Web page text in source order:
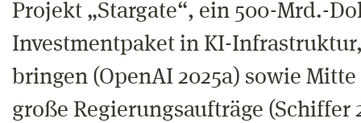
Projekt „Stargate“, ein 500-Mrd.-
Investmentpaket in KI-
bringen (OpenAI 2025a) sowie
große Regierungsaufträge (Schiffer